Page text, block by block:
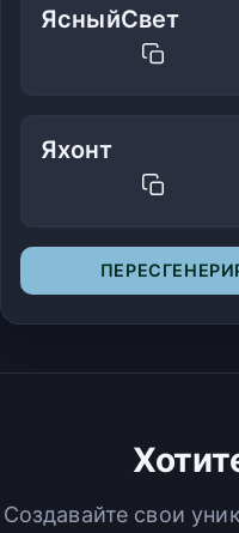
ЯсныйСвет
Яхонт
Создавайте свои